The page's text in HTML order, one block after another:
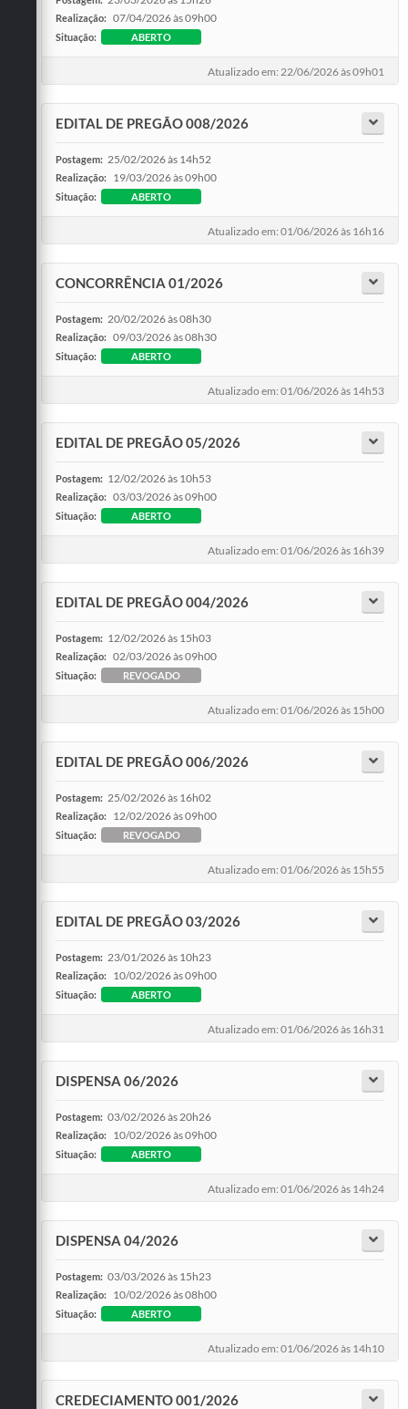
Realização: 07/04/2026 às 09h00
Situação: ABERTO
Atualizado em: 22/06/2026 às 09h01
EDITAL DE PREGÃO 008/2026
Postagem: 25/02/2026 às 14h52
Realização: 19/03/2026 às 09h00
Situação: ABERTO
Atualizado em: 01/06/2026 às 16h16
CONCORRÊNCIA 01/2026
Postagem: 20/02/2026 às 08h30
Realização: 09/03/2026 às 08h30
Situação: ABERTO
Atualizado em: 01/06/2026 às 14h53
EDITAL DE PREGÃO 05/2026
Postagem: 12/02/2026 às 10h53
Realização: 03/03/2026 às 09h00
Situação: ABERTO
Atualizado em: 01/06/2026 às 16h39
EDITAL DE PREGÃO 004/2026
Postagem: 12/02/2026 às 15h03
Realização: 02/03/2026 às 09h00
Situação: REVOGADO
Atualizado em: 01/06/2026 às 15h00
EDITAL DE PREGÃO 006/2026
Postagem: 25/02/2026 às 16h02
Realização: 12/02/2026 às 09h00
Situação: REVOGADO
Atualizado em: 01/06/2026 às 15h55
EDITAL DE PREGÃO 03/2026
Postagem: 23/01/2026 às 10h23
Realização: 10/02/2026 às 09h00
Situação: ABERTO
Atualizado em: 01/06/2026 às 16h31
DISPENSA 06/2026
Postagem: 03/02/2026 às 20h26
Realização: 10/02/2026 às 09h00
Situação: ABERTO
Atualizado em: 01/06/2026 às 14h24
DISPENSA 04/2026
Postagem: 03/03/2026 às 15h23
Realização: 10/02/2026 às 08h00
Situação: ABERTO
Atualizado em: 01/06/2026 às 14h10
CREDECIAMENTO 001/2026